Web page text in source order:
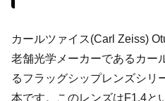
カールツァイス(Carl Zeiss)
老舗光学メーカーであるカー
るフラッグシップレンズシリ
本です。このレンズはF1.4と